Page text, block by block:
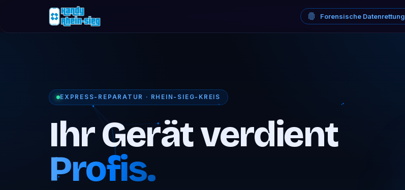
Forensische Datenrettung
EXPRESS-REPARATUR · RHEIN-SIEG-KREIS
Ihr Gerät verdient
Profis.